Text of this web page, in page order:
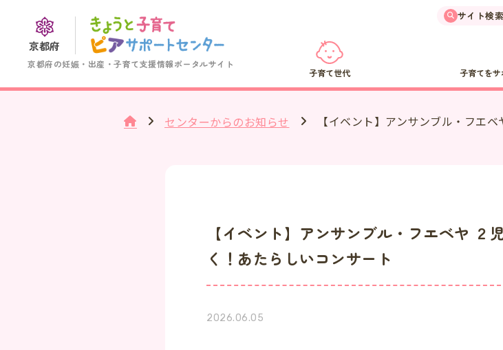
京都府の妊娠・出産・子育て支援情報ポータルサイト
京都府
子育て世代 子育てを
サイト検索
センターからのお知らせ 【イベント】アンサンブル・フエ
【イベント】アンサンブル・フエベヤ
く！あたらしいコンサート
2026.06.05